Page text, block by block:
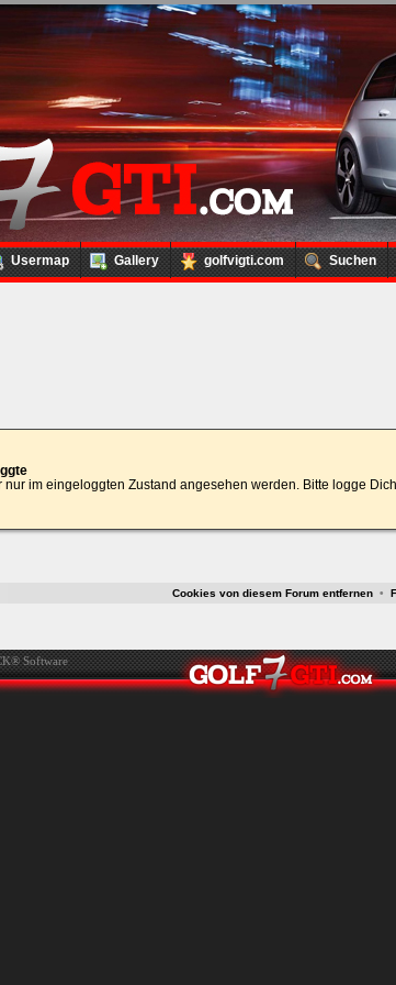
Usermap Gallery golfvigti.com Suchen
nur im eingeloggten Zustand angesehen werden. Bitte logge
Cookies von diesem Forum entfernen •
Software